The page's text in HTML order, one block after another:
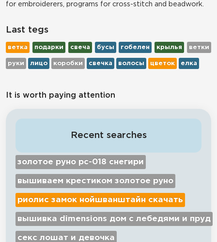
for embroiderers, programs for cross-stitch and beadwork.
Last tegs
ветка подарки свеча бусы гобелен крылья ветки
руки лицо коробки свечка волосы цветок елка
It is worth paying attention
Recent searches
золотое руно рс-018 снегири
вышиваем крестиком золотое руно
риолис замок нойшванштайн скачать
вышивка dimensions дом с лебедями и пруд
секс лошат и девочка